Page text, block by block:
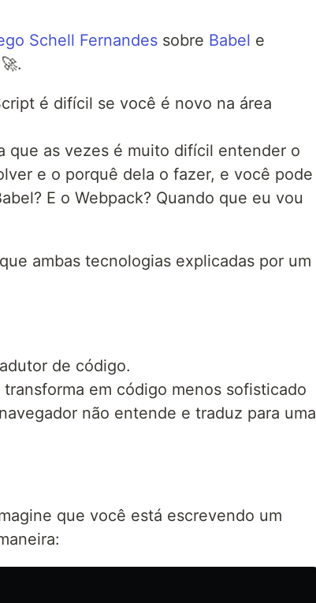
Schell Fernandes sobre Babel e
🚀.
é difícil se você é novo na área
que as vezes é muito difícil entender o
e o porquê dela o fazer, e você pode
E o Webpack? Quando que eu vou
ambas tecnologias explicadas por um
de código.
em código menos sofisticado
não entende e traduz para uma
que você está escrevendo um